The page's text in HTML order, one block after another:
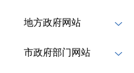
地方政府网站
市政府部门网站